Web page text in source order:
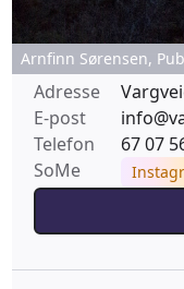
Arnfinn Sørensen,
Adresse
E-post
Telefon
67 07
SoMe